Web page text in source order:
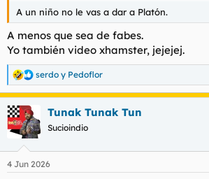
A un niño no le vas a dar a Platón.
A menos que sea de fabes.
Yo también video xhamster, jejejej.
R
e
a
c
c
i
e
serdo y Pedoflor
Tunak Tunak Tun
Sucioindio
4 Jun 2026